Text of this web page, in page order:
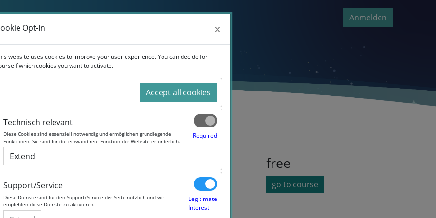
Weiterbildung Studium Für Unternehmen Anmelden
Health Data Analytics
course duration:
Language:English free
go to course
Opt-In ×
website uses cookies to improve your user experience. You can decide for
which cookies you want to activate.
Accept all cookies
Technisch relevant
Diese Cookies sind essenziell notwendig und ermöglichen grundlegende
Funktionen. Sie sind für die einwandfreie Funktion der Website erforderlich.
Required
Extend
Support/Service
Diese Dienste sind für den Support/Service der Seite nützlich und wir
empfehlen diese Dienste zu aktivieren.
Legitimate
Interest
Opt-In ×
website uses cookies to improve your user experience. You can decide for
which cookies you want to activate.
Accept all cookies
Technisch relevant
Diese Cookies sind essenziell notwendig und ermöglichen grundlegende
Funktionen. Sie sind für die einwandfreie Funktion der Website erforderlich.
Required
Extend
Support/Service
Diese Dienste sind für den Support/Service der Seite nützlich und wir
empfehlen diese Dienste zu aktivieren.
Legitimate
Interest